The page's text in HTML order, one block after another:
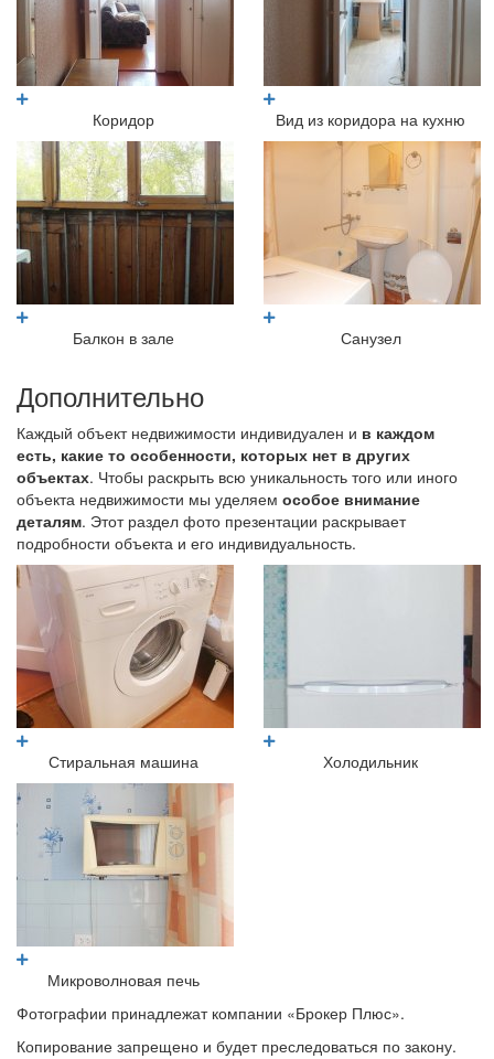
Коридор Вид из коридора на кухню
Балкон в зале Санузел
Дополнительно
Каждый объект недвижимости индивидуален и в каждом
есть, какие то особенности, которых нет в других
объектах. Чтобы раскрыть всю уникальность того или иного
объекта недвижимости мы уделяем особое внимание
деталям. Этот раздел фото презентации раскрывает
подробности объекта и его индивидуальность.
Стиральная машина Холодильник
Микроволновая печь
Фотографии принадлежат компании «Брокер Плюс».
Копирование запрещено и будет преследоваться по закону.